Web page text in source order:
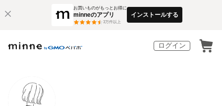
お買いものがもっとお得に
minneのアプリ
3万件以上
インストールする
ログイン